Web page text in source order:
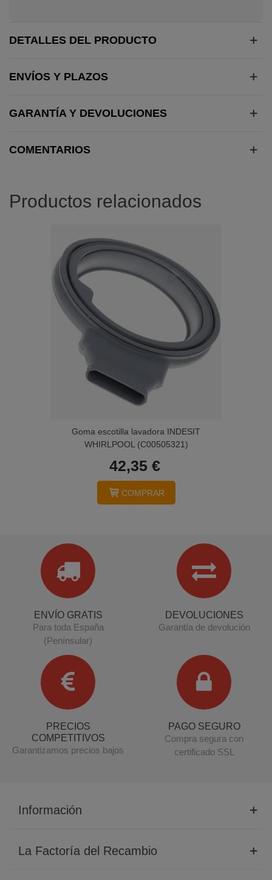
DETALLES DEL PRODUCTO
ENVÍOS Y PLAZOS
GARANTÍA Y DEVOLUCIONES
COMENTARIOS
Productos relacionados
Goma escotilla lavadora INDESIT
WHIRLPOOL (C00505321)
42,35 €
COMPRAR
ENVÍO GRATIS
Para toda España
(Penínsular)
DEVOLUCIONES
Garantía de devolución
PRECIOS
COMPETITIVOS
Garantizamos precios bajos
PAGO SEGURO
Compra segura con
certificado SSL
Información
La Factoría del Recambio